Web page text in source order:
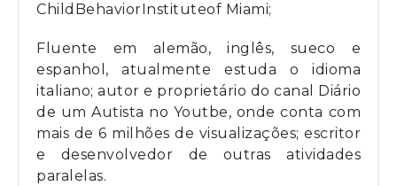
ChildBehaviorInstituteof Miami;
Fluente em alemão, inglês, sueco e
espanhol, atualmente estuda o idioma
italiano; autor e proprietário do canal Diário
de um Autista no Youtbe, onde conta com
mais de 6 milhões de visualizações; escritor
e desenvolvedor de outras atividades
paralelas.